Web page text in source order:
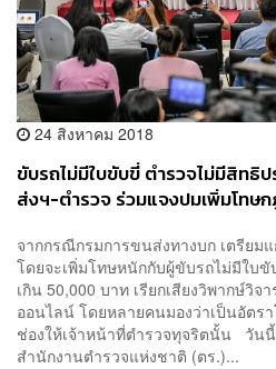
24 สิงหาคม 2018
ขับรถไม่มีใบขับขี่ ตำรวจไม่มีสิทธิ
ส่งฯ-ตำรวจ ร่วมแจงปมเพิ่มโทษ
จากกรณีกรมการขนส่งทางบก เตรียม
โดยจะเพิ่มโทษหนักกับผู้ขับรถไม่มีใบ
เกิน 50,000 บาท เรียกเสียงวิพากษ์วิ
ออนไลน์ โดยหลายคนมองว่าเป็นอัตร
ช่องให้เจ้าหน้าที่ตำรวจทุจริตนั้น วันนี้
สำนักงานตำรวจแห่งชาติ (ตร.)...